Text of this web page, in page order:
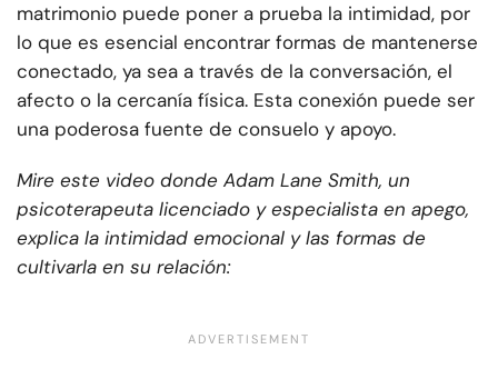
matrimonio puede poner a prueba la intimidad, por
lo que es esencial encontrar formas de mantenerse
conectado, ya sea a través de la conversación, el
afecto o la cercanía física. Esta conexión puede ser
una poderosa fuente de consuelo y apoyo.
Mire este video donde Adam Lane Smith, un
psicoterapeuta licenciado y especialista en apego,
explica la intimidad emocional y las formas de
cultivarla en su relación: